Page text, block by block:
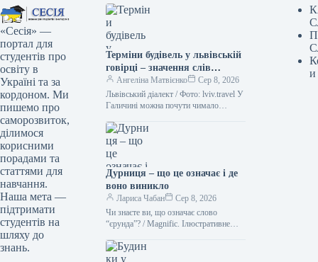
«Сесія» —
портал для
студентів про
освіту в
Україні та за
кордоном. Ми
пишемо про
саморозвиток,
ділимося
корисними
порадами та
статтями для
навчання.
Наша мета —
підтримати
студентів на
шляху до
знань.
Терміни будівель у львівській
говірці – значення слів
“двірець”, “креденс”,
“кнайпа”
Ангеліна Матвієнко
Сер 8, 2026
Львівський діалект / Фото: lviv.travel У
Галичині можна почути чимало
спантеличити навіть досвідченого
мандрівника.…
Дурниця – що це означає і де
воно виникло
Лариса Чабан
Сер 8, 2026
Чи знаєте ви, що означає слово
“єрунда”? / Magnific. Ілюстративне
виявляється цікавішою за його
сучасне…
и